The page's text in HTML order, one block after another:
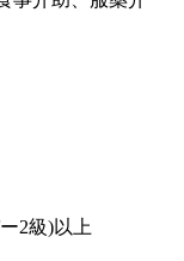
2級)以上